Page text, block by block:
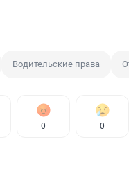
Водительские права
0 0